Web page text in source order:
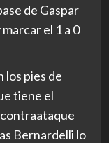
de Gaspar
el 1 a 0
los pies de
tiene el
Bernardelli lo